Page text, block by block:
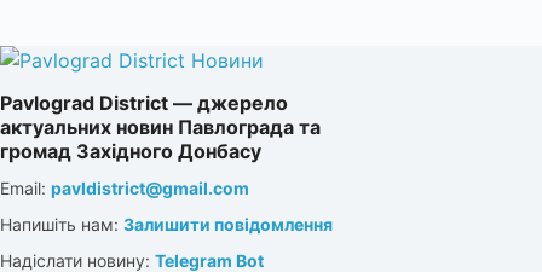
Pavlograd District — джерело
актуальних новин Павлограда та
громад Західного Донбасу
Email: pavldistrict@gmail.com
Напишіть нам: Залишити повідомлення
Надіслати новину: Telegram Bot